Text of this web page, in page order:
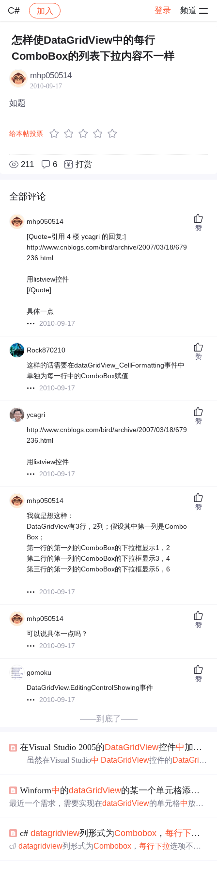
C# 加入 登录 频道
社区 C# 帖子详情
怎样使DataGridView中的每行
ComboBox的列表下拉内容不一样
mhp050514
2010-09-17
如题
给本帖投票
211 6 打赏
全部评论
mhp050514
[Quote=引用 4 楼 ycagri 的回复:]
http://www.cnblogs.com/bird/archive/2007/03/18/679
236.html
用listview控件
[/Quote]
具体一点
2010-09-17
赞
Rock870210
这样的话需要在dataGridView_CellFormatting事件中
单独为每一行中的ComboBox赋值
2010-09-17
赞
ycagri
http://www.cnblogs.com/bird/archive/2007/03/18/679
236.html
用listview控件
2010-09-17
赞
mhp050514
我就是想这样：
DataGridView有3行，2列；假设其中第一列是Combo
Box；
第一行的第一列的ComboBox的下拉框显示1，2
第二行的第一列的ComboBox的下拉框显示3，4
第三行的第一列的ComboBox的下拉框显示5，6
2010-09-17
赞
mhp050514
可以说具体一点吗？
2010-09-17
赞
gomoku
DataGridView.EditingControlShowing事件
2010-09-17
赞
——到底了——
在Visual Studio 2005的DataGridView控件中加入
虽然在Visual Studio中 DataGridView控件的DataGrid
码实现数据绑定。本文介绍一种只在当前编辑单元格中显
示下拉列表框的方法，供大家参考。 首先新建一个Wi
Winform中的dataGridView的某一个单元格添加
最近一个需求，需要实现在dataGridView的单元格中放入
格的时候，触发单元格的事件，然后显示下拉 框，当选择
了数据之后，赢藏comboBox，并将选择的数据绑定到单
c#datagridview列形式为Combobox ，每行下拉
c#datagridview列形式为Combobox ，每行下拉选项不一